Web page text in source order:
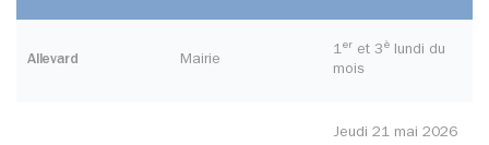
Allevard Mairie
1er et 3 è lundi du
mois
Jeudi 21 mai 2026